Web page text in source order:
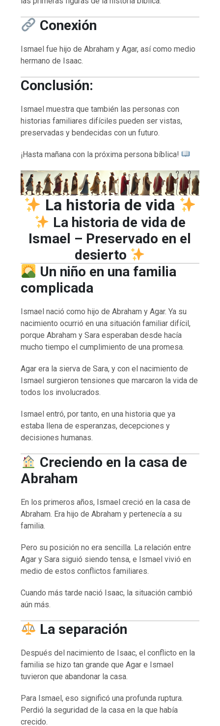
Conexión
Ismael fue hijo de Abraham y Agar, así como medio
hermano de Isaac.
Conclusión:
Ismael muestra que también las personas con
historias familiares difíciles pueden ser vistas,
preservadas y bendecidas con un futuro.
¡Hasta mañana con la próxima persona bíblica!
La historia de vida
La historia de vida de
Ismael – Preservado en el
desierto
Un niño en una familia
complicada
Ismael nació como hijo de Abraham y Agar. Ya su
nacimiento ocurrió en una situación familiar difícil,
porque Abraham y Sara esperaban desde hacía
mucho tiempo el cumplimiento de una promesa.
Agar era la sierva de Sara, y con el nacimiento de
Ismael surgieron tensiones que marcaron la vida de
todos los involucrados.
Ismael entró, por tanto, en una historia que ya
estaba llena de esperanzas, decepciones y
decisiones humanas.
Creciendo en la casa de
Abraham
En los primeros años, Ismael creció en la casa de
Abraham. Era hijo de Abraham y pertenecía a su
familia.
Pero su posición no era sencilla. La relación entre
Agar y Sara siguió siendo tensa, e Ismael vivió en
medio de estos conflictos familiares.
Cuando más tarde nació Isaac, la situación cambió
aún más.
La separación
Después del nacimiento de Isaac, el conflicto en la
familia se hizo tan grande que Agar e Ismael
tuvieron que abandonar la casa.
Para Ismael, eso significó una profunda ruptura.
Perdió la seguridad de la casa en la que había
crecido.